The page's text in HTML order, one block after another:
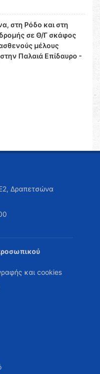
στη Ρόδο και στη
σε Θ/Γ σκάφος
μέλους
Παλαιά Επίδαυρο -
Δραπετσώνα
και cookies